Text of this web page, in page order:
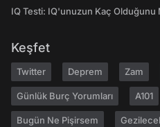
IQ Testi: IQ'unuzun Kaç Olduğunu
Keşfet
Twitter Deprem Zam
Günlük Burç Yorumları A101
Bugün Ne Pişirsem